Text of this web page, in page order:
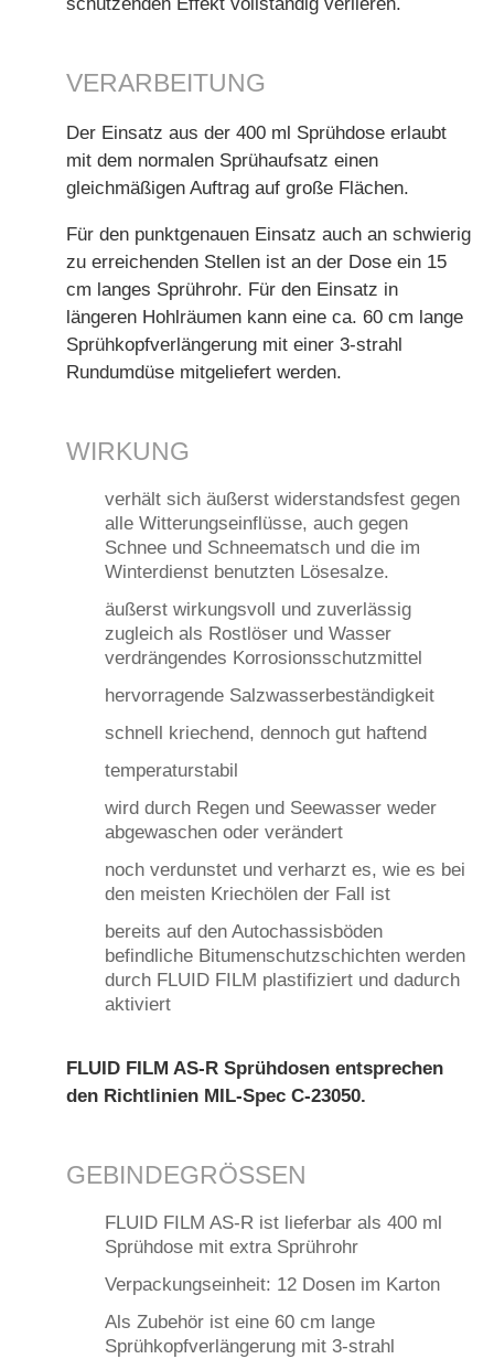
VERARBEITUNG
Der Einsatz aus der 400 ml Sprühdose erlaubt
mit dem normalen Sprühaufsatz einen
gleichmäßigen Auftrag auf große Flächen.
Für den punktgenauen Einsatz auch an schwierig
zu erreichenden Stellen ist an der Dose ein 15
cm langes Sprührohr. Für den Einsatz in
längeren Hohlräumen kann eine ca. 60 cm lange
Sprühkopfverlängerung mit einer 3-strahl
Rundumdüse mitgeliefert werden.
WIRKUNG
verhält sich äußerst widerstandsfest gegen
alle Witterungseinflüsse, auch gegen
Schnee und Schneematsch und die im
Winterdienst benutzten Lösesalze.
äußerst wirkungsvoll und zuverlässig
zugleich als Rostlöser und Wasser
verdrängendes Korrosionsschutzmittel
hervorragende Salzwasserbeständigkeit
schnell kriechend, dennoch gut haftend
temperaturstabil
wird durch Regen und Seewasser weder
abgewaschen oder verändert
noch verdunstet und verharzt es, wie es bei
den meisten Kriechölen der Fall ist
bereits auf den Autochassisböden
befindliche Bitumenschutzschichten werden
durch FLUID FILM plastifiziert und dadurch
aktiviert
FLUID FILM AS-R Sprühdosen entsprechen
den Richtlinien MIL-Spec C-23050.
GEBINDEGRÖSSEN
FLUID FILM AS-R ist lieferbar als 400 ml
Sprühdose mit extra Sprührohr
Verpackungseinheit: 12 Dosen im Karton
Als Zubehör ist eine 60 cm lange
Sprühkopfverlängerung mit 3-strahl